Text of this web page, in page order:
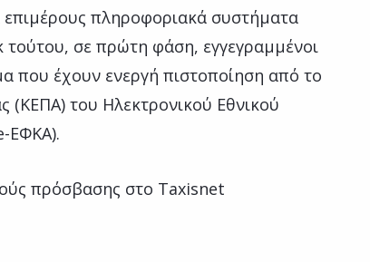
επιμέρους πληροφοριακά συστήματα
σε πρώτη φάση, εγγεγραμμένοι
που έχουν ενεργή πιστοποίηση από το
(ΚΕΠΑ) του Ηλεκτρονικού Εθνικού
ΕΦΚΑ).
πρόσβασης στο Taxisnet